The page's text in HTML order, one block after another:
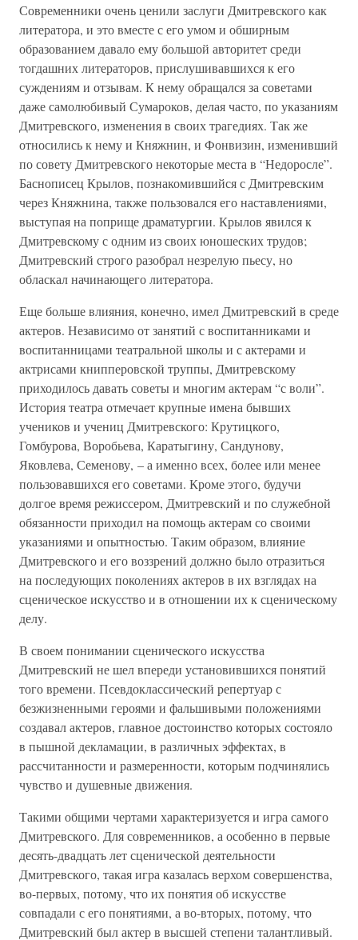
Современники очень ценили заслуги Дмитревского как
литератора, и это вместе с его умом и обширным
образованием давало ему большой авторитет среди
тогдашних литераторов, прислушивавшихся к его
суждениям и отзывам. К нему обращался за советами
даже самолюбивый Сумароков, делая часто, по указаниям
Дмитревского, изменения в своих трагедиях. Так же
относились к нему и Княжнин, и Фонвизин, изменивший
по совету Дмитревского некоторые места в “Недоросле”.
Баснописец Крылов, познакомившийся с Дмитревским
через Княжнина, также пользовался его наставлениями,
выступая на поприще драматургии. Крылов явился к
Дмитревскому с одним из своих юношеских трудов;
Дмитревский строго разобрал незрелую пьесу, но
обласкал начинающего литератора.
Еще больше влияния, конечно, имел Дмитревский в среде
актеров. Независимо от занятий с воспитанниками и
воспитанницами театральной школы и с актерами и
актрисами книпперовской труппы, Дмитревскому
приходилось давать советы и многим актерам “с воли”.
История театра отмечает крупные имена бывших
учеников и учениц Дмитревского: Крутицкого,
Гомбурова, Воробьева, Каратыгину, Сандунову,
Яковлева, Семенову, – а именно всех, более или менее
пользовавшихся его советами. Кроме этого, будучи
долгое время режиссером, Дмитревский и по служебной
обязанности приходил на помощь актерам со своими
указаниями и опытностью. Таким образом, влияние
Дмитревского и его воззрений должно было отразиться
на последующих поколениях актеров в их взглядах на
сценическое искусство и в отношении их к сценическому
делу.
В своем понимании сценического искусства
Дмитревский не шел впереди установившихся понятий
того времени. Псевдоклассический репертуар с
безжизненными героями и фальшивыми положениями
создавал актеров, главное достоинство которых состояло
в пышной декламации, в различных эффектах, в
рассчитанности и размеренности, которым подчинялись
чувство и душевные движения.
Такими общими чертами характеризуется и игра самого
Дмитревского. Для современников, а особенно в первые
десять-двадцать лет сценической деятельности
Дмитревского, такая игра казалась верхом совершенства,
во-первых, потому, что их понятия об искусстве
совпадали с его понятиями, а во-вторых, потому, что
Дмитревский был актер в высшей степени талантливый.